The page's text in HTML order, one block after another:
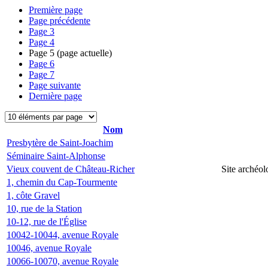
Première page
Page précédente
Page 3
Page 4
Page 5 (page actuelle)
Page 6
Page 7
Page suivante
Dernière page
Nom
Presbytère de Saint-Joachim
Séminaire Saint-Alphonse
Vieux couvent de Château-Richer
Site
1, chemin du Cap-Tourmente
1, côte Gravel
10, rue de la Station
10-12, rue de l'Église
10042-10044, avenue Royale
10046, avenue Royale
10066-10070, avenue Royale